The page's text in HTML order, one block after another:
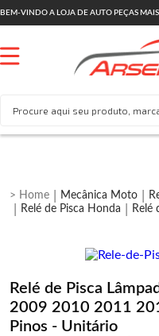
BEM-VINDO A LOJA DE AUTO PEÇAS
Mecânica Moto
Relé de Pisca Honda
Relé
Relé de Pisca
2009 2010 2011
Pinos - Unitário